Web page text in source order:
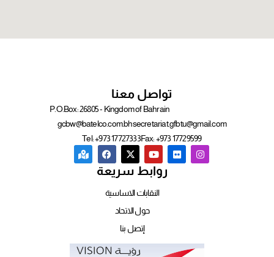
تواصل معنا
P.O.Box: 26805 - Kingdom of Bahrain
gcbw@batelco.com.bhsecretariat.gfbtu@gmail.com
Tel: +973 17727333Fax: +973 17729599
روابط سريعة
النقابات الاساسية
حول الاتحاد
إتصل بنا